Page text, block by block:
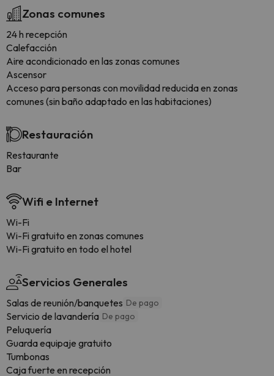
Zonas comunes
24 h recepción
Calefacción
Aire acondicionado en las zonas comunes
Ascensor
Acceso para personas con movilidad reducida en zonas
comunes (sin baño adaptado en las habitaciones)
Restauración
Restaurante
Bar
Wifi e Internet
Wi-Fi
Wi-Fi gratuito en zonas comunes
Wi-Fi gratuito en todo el hotel
Servicios Generales
Salas de reunión/banquetes De pago
Servicio de lavandería De pago
Peluquería
Guarda equipaje gratuito
Tumbonas
Caja fuerte en recepción